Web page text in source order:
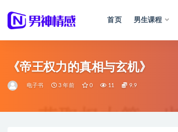
首页 男生课程
《帝王权力的真相与玄机》
电子书 3 年前 0 11 9.9